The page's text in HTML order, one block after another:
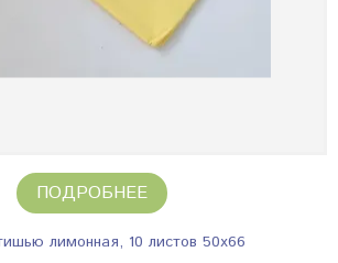
ПОДРОБНЕЕ
лимонная, 10 листов 50х66